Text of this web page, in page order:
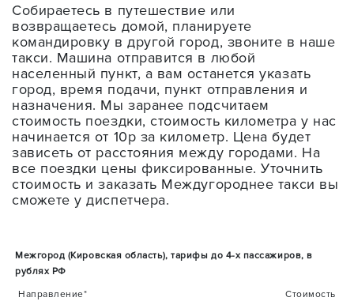
Собираетесь в путешествие или
возвращаетесь домой, планируете
командировку в другой город, звоните в наше
такси. Машина отправится в любой
населенный пункт, а вам останется указать
город, время подачи, пункт отправления и
назначения. Мы заранее подсчитаем
стоимость поездки, стоимость километра у нас
начинается от 10р за километр. Цена будет
зависеть от расстояния между городами. На
все поездки цены фиксированные. Уточнить
стоимость и заказать Междугороднее такси вы
сможете у диспетчера.
Межгород (Кировская область), тарифы до 4-х пассажиров, в
рублях РФ
Направление*
Стоимость